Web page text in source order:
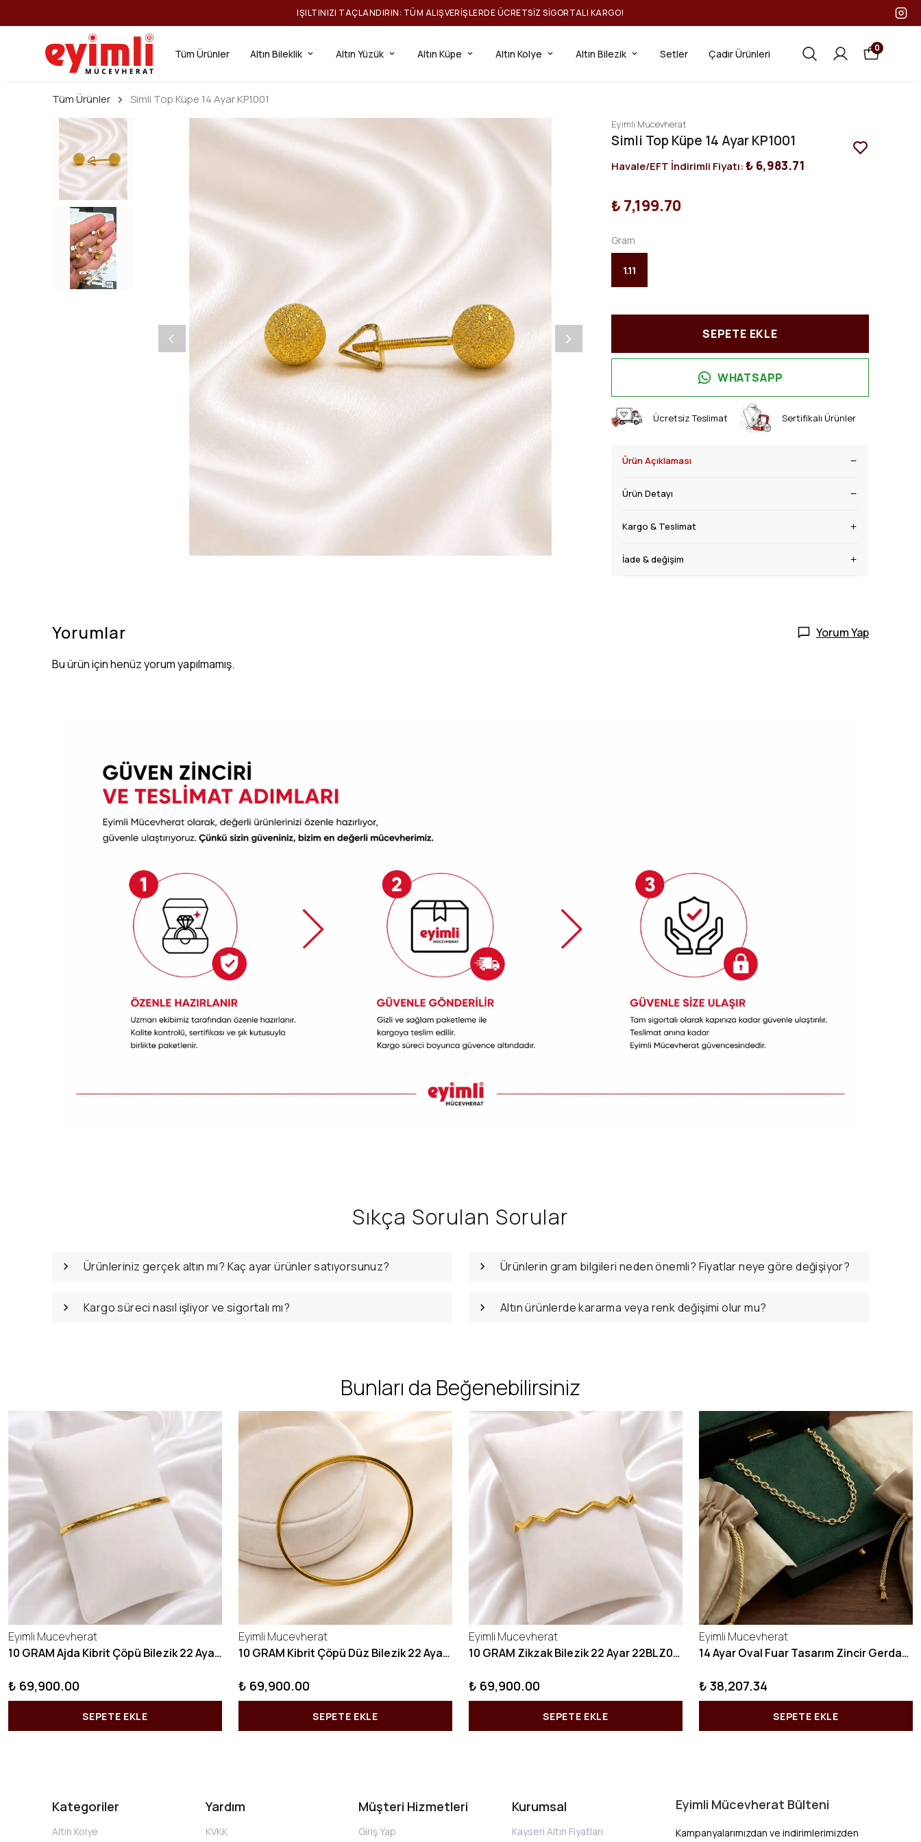
IŞILTINIZI TAÇLANDIRIN: TÜM ALIŞVERIŞLERDE ÜCRETSIZ SIGORTALI KARGO!
Tüm Ürünler Altın Bileklik Altın Yüzük Altın Küpe Altın Kolye Altın Bilezik Setler Çadır Ürünleri 0
Tüm Ürünler Simli Top Küpe 14 Ayar KP1001
Eyimli Mucevherat
Simli Top Küpe 14 Ayar KP1001
Havale/EFT İndirimli Fiyatı:₺ 6,983.71
₺ 7,199.70
Gram
1.11
SEPETE EKLE
WHATSAPP
Ücretsiz Teslimat Sertifikalı Ürünler
Ürün Açıklaması
Ürün Detayı
Kargo & Teslimat
İade & değişim
Yorumlar Yorum Yap
Bu ürün için henüz yorum yapılmamış.
Sıkça Sorulan Sorular
Ürünleriniz gerçek altın mı? Kaç ayar ürünler satıyorsunuz? Ürünlerin gram bilgileri neden önemli? Fiyatlar neye göre değişiyor?
Kargo süreci nasıl işliyor ve sigortalı mı? Altın ürünlerde kararma veya renk değişimi olur mu?
Bunları da Beğenebilirsiniz
Eyimli Mucevherat
10 GRAM Ajda Kibrit Çöpü Bilezik 22 Ayar 22BLZ003
₺ 69,900.00
SEPETE EKLE
Eyimli Mucevherat
10 GRAM Kibrit Çöpü Düz Bilezik 22 Ayar 22BLZ001
₺ 69,900.00
SEPETE EKLE
Eyimli Mucevherat
10 GRAM Zikzak Bilezik 22 Ayar 22BLZ004
₺ 69,900.00
SEPETE EKLE
Eyimli Mucevherat
14 Ayar Oval Fuar Tasarım Zincir Gerdanlık KY1071
₺ 38,207.34
SEPETE EKLE
Kategoriler
Altın Kolye
Yardım
KVKK
Müşteri Hizmetleri
Giriş Yap
Kurumsal
Kayseri Altın Fiyatları
Eyimli Mücevherat Bülteni
Kampanyalarımızdan ve indirimlerimizden